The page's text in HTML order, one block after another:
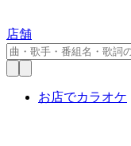
店舗
お店でカラオケ